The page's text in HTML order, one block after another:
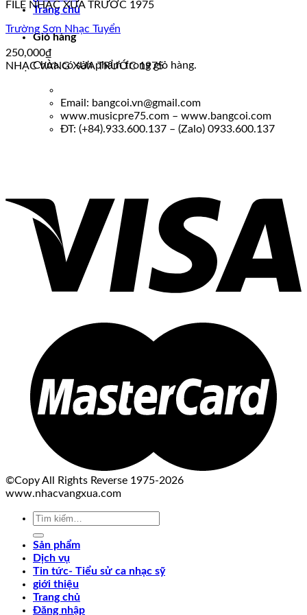
Trang chủ
Giỏ hàng
Chưa có sản phẩm trong giỏ hàng.
FILE NHẠC XƯA TRƯỚC 1975
Trường Sơn Nhạc Tuyển
250,000₫
NHẠC VÀNG XƯA TRƯỚC 1975
Email: bangcoi.vn@gmail.com
www.musicpre75.com – www.bangcoi.com
ĐT: (+84).933.600.137 – (Zalo) 0933.600.137
©Copy All Rights Reverse 1975-2026
www.nhacvangxua.com
Tìm
Sản phẩm
Dịch vụ
Tin tức- Tiểu sử ca nhạc sỹ
giới thiệu
Trang chủ
Đăng nhập